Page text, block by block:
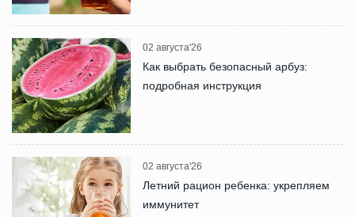
02 августа'26
Как выбрать безопасный арбуз:
подробная инструкция
02 августа'26
Летний рацион ребенка: укрепляем
иммунитет